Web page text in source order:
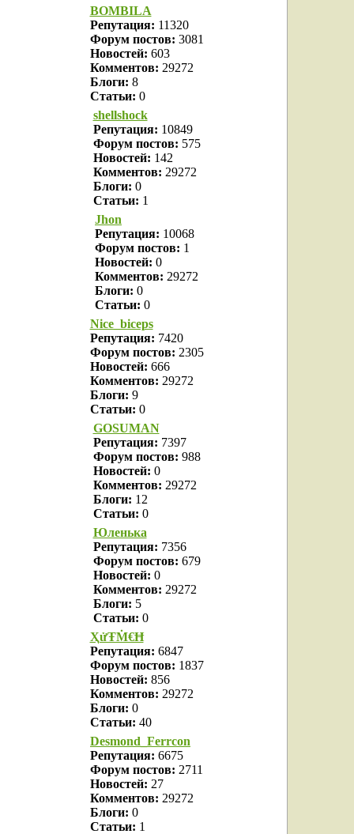
BOMBILA
Репутация: 11320
Форум постов: 3081
Новостей: 603
Комментов: 29272
Блоги: 8
Статьи: 0
shellshock
Репутация: 10849
Форум постов: 575
Новостей: 142
Комментов: 29272
Блоги: 0
Статьи: 1
Jhon
Репутация: 10068
Форум постов: 1
Новостей: 0
Комментов: 29272
Блоги: 0
Статьи: 0
Nice_biceps
Репутация: 7420
Форум постов: 2305
Новостей: 666
Комментов: 29272
Блоги: 9
Статьи: 0
GOSUMAN
Репутация: 7397
Форум постов: 988
Новостей: 0
Комментов: 29272
Блоги: 12
Статьи: 0
Юленька
Репутация: 7356
Форум постов: 679
Новостей: 0
Комментов: 29272
Блоги: 5
Статьи: 0
ҲửŦṀ€Ħ
Репутация: 6847
Форум постов: 1837
Новостей: 856
Комментов: 29272
Блоги: 0
Статьи: 40
Desmond_Ferrcon
Репутация: 6675
Форум постов: 2711
Новостей: 27
Комментов: 29272
Блоги: 0
Статьи: 1